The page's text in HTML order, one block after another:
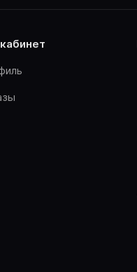
кабинет